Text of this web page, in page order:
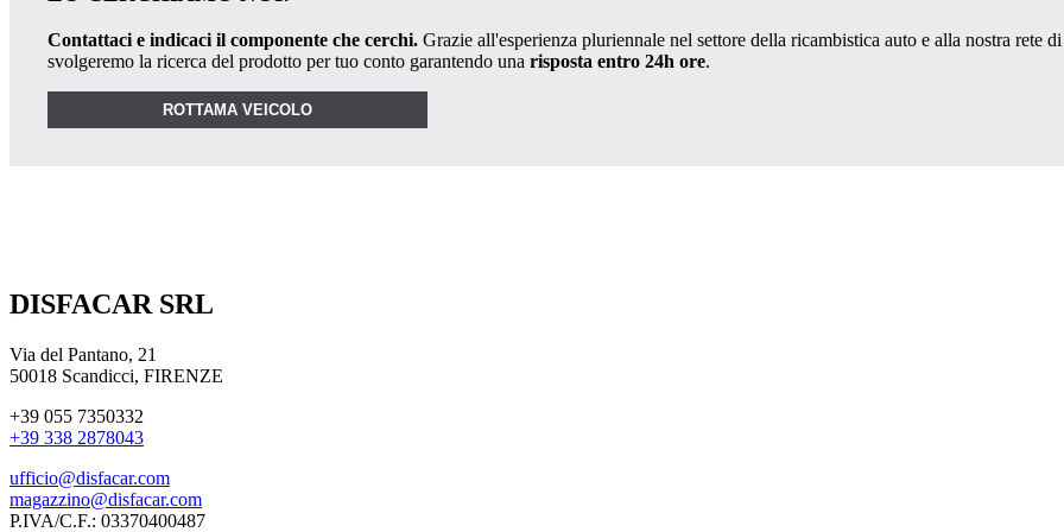
Contattaci e indicaci il componente che cerchi. Grazie all'esperienza pluriennale nel settore della ricambistica auto e alla nostra rete di
svolgeremo la ricerca del prodotto per tuo conto garantendo una risposta entro 24h ore.
ROTTAMA VEICOLO
DISFACAR SRL
Via del Pantano, 21
50018 Scandicci, FIRENZE
+39 055 7350332
+39 338 2878043
ufficio@disfacar.com
magazzino@disfacar.com
P.IVA/C.F.: 03370400487